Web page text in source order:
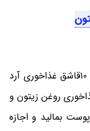
برای شفاف شدن پوست و زیبا شدن صورت 10قاشق غذاخوری آرد
پودر شیر، 1 قاشق غذاخوری روغن زیتون و
بمالید و اجازه